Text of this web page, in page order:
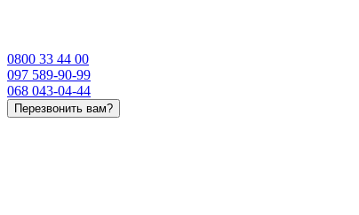
0800 33 44 00
097 589-90-99
068 043-04-44
Перезвонить вам?